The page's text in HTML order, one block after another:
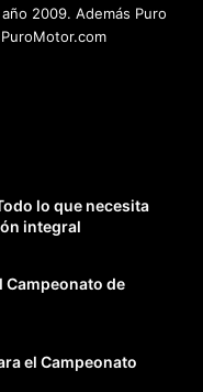
2009. Además Puro
lo que necesita
integral
Campeonato de
el Campeonato